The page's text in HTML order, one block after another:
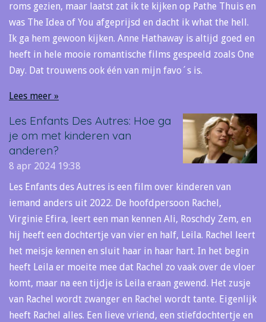
roms gezien, maar laatst zat ik te kijken op Pathe Thuis en
was The Idea of You afgeprijsd en dacht ik what the hell.
Ik ga hem gewoon kijken. Anne Hathaway is altijd goed en
heeft in hele mooie romantische films gespeeld zoals One
Day. Dat trouwens ook één van mijn favo´s is.
Lees meer »
Les Enfants Des Autres: Hoe ga
je om met kinderen van
anderen?
8 apr 2024 19:38
Les Enfants des Autres is een film over kinderen van
iemand anders uit 2022. De hoofdpersoon Rachel,
Virginie Efira, leert een man kennen Ali, Roschdy Zem, en
hij heeft een dochtertje van vier en half, Leila. Rachel leert
het meisje kennen en sluit haar in haar hart. In het begin
heeft Leila er moeite mee dat Rachel zo vaak over de vloer
komt, maar na een tijdje is Leila eraan gewend. Het zusje
van Rachel wordt zwanger en Rachel wordt tante. Eigenlijk
heeft Rachel alles. Een lieve vriend, een stiefdochtertje en